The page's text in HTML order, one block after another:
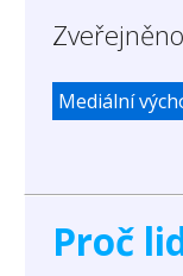
Mediální
Proč